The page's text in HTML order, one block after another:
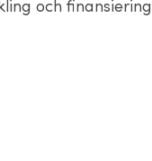
och finansiering